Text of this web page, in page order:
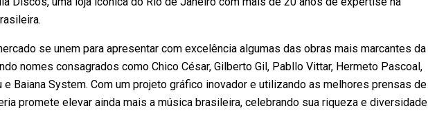
se unem para apresentar com excelência algumas das obras mais marcantes da
nomes consagrados como Chico César, Gilberto Gil, Pabllo Vittar, Hermeto Pascoal,
e Baiana System. Com um projeto gráfico inovador e utilizando as melhores prensas de
promete elevar ainda mais a música brasileira, celebrando sua riqueza e diversidade